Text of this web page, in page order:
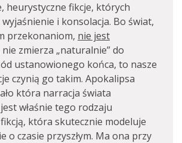
heurystyczne fikcje, których
i konsolacja. Bo świat,
przekonaniom, nie jest
zmierza „naturalnie” do
ustanowionego końca, to nasze
czynią go takim. Apokalipsa
która narracja świata
właśnie tego rodzaju
która skutecznie modeluje
o czasie przyszłym. Ma ona przy